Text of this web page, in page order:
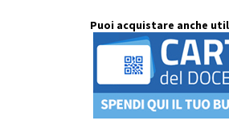
Puoi acquistare anche